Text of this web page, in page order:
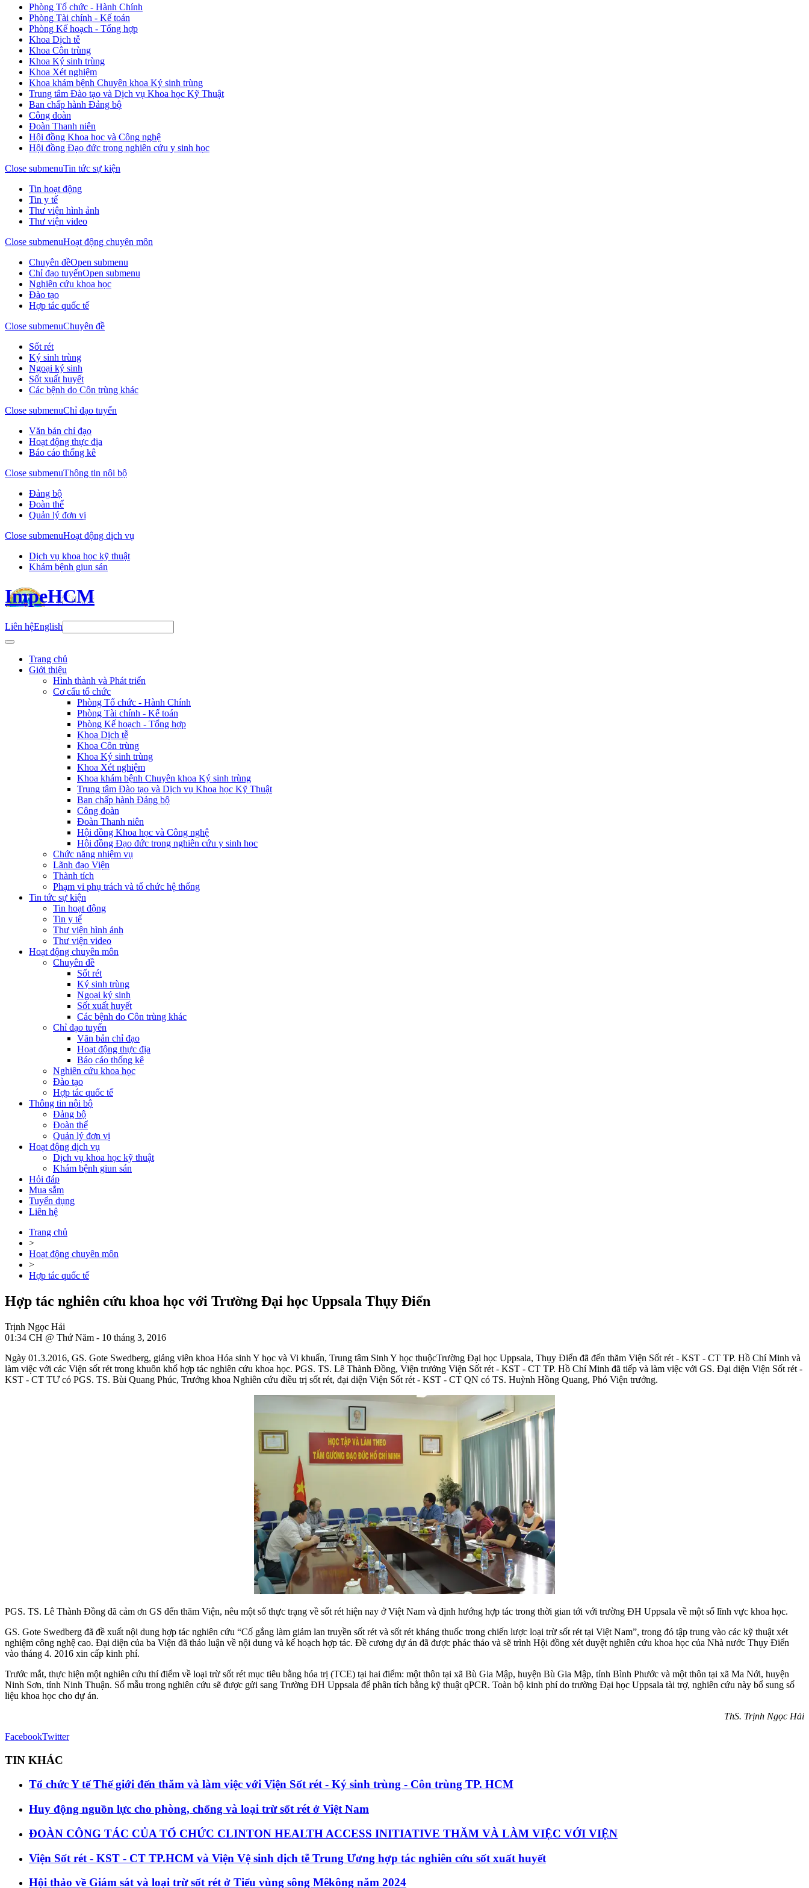
Phòng Tổ chức - Hành Chính
Phòng Tài chính - Kế toán
Phòng Kế hoạch - Tổng hợp
Khoa Dịch tễ
Khoa Côn trùng
Khoa Ký sinh trùng
Khoa Xét nghiệm
Khoa khám bệnh Chuyên khoa Ký sinh trùng
Trung tâm Đào tạo và Dịch vụ Khoa học Kỹ Thuật
Ban chấp hành Đảng bộ
Công đoàn
Đoàn Thanh niên
Hội đồng Khoa học và Công nghệ
Hội đồng Đạo đức trong nghiên cứu y sinh học
Close submenuTin tức sự kiện
Tin hoạt động
Tin y tế
Thư viện hình ảnh
Thư viện video
Close submenuHoạt động chuyên môn
Chuyên đềOpen submenu
Chỉ đạo tuyếnOpen submenu
Nghiên cứu khoa học
Đào tạo
Hợp tác quốc tế
Close submenuChuyên đề
Sốt rét
Ký sinh trùng
Ngoại ký sinh
Sốt xuất huyết
Các bệnh do Côn trùng khác
Close submenuChỉ đạo tuyến
Văn bản chỉ đạo
Hoạt động thực địa
Báo cáo thống kê
Close submenuThông tin nội bộ
Đảng bộ
Đoàn thể
Quản lý đơn vị
Close submenuHoạt động dịch vụ
Dịch vụ khoa học kỹ thuật
Khám bệnh giun sán
ImpeHCM
Liên hệEnglish
Trang chủ
Giới thiệu
Hình thành và Phát triển
Cơ cấu tổ chức
Phòng Tổ chức - Hành Chính
Phòng Tài chính - Kế toán
Phòng Kế hoạch - Tổng hợp
Khoa Dịch tễ
Khoa Côn trùng
Khoa Ký sinh trùng
Khoa Xét nghiệm
Khoa khám bệnh Chuyên khoa Ký sinh trùng
Trung tâm Đào tạo và Dịch vụ Khoa học Kỹ Thuật
Ban chấp hành Đảng bộ
Công đoàn
Đoàn Thanh niên
Hội đồng Khoa học và Công nghệ
Hội đồng Đạo đức trong nghiên cứu y sinh học
Chức năng nhiệm vụ
Lãnh đạo Viện
Thành tích
Phạm vi phụ trách và tổ chức hệ thống
Tin tức sự kiện
Tin hoạt động
Tin y tế
Thư viện hình ảnh
Thư viện video
Hoạt động chuyên môn
Chuyên đề
Sốt rét
Ký sinh trùng
Ngoại ký sinh
Sốt xuất huyết
Các bệnh do Côn trùng khác
Chỉ đạo tuyến
Văn bản chỉ đạo
Hoạt động thực địa
Báo cáo thống kê
Nghiên cứu khoa học
Đào tạo
Hợp tác quốc tế
Thông tin nội bộ
Đảng bộ
Đoàn thể
Quản lý đơn vị
Hoạt động dịch vụ
Dịch vụ khoa học kỹ thuật
Khám bệnh giun sán
Hỏi đáp
Mua sắm
Tuyển dụng
Liên hệ
Trang chủ
>
Hoạt động chuyên môn
>
Hợp tác quốc tế
Hợp tác nghiên cứu khoa học với Trường Đại học Uppsala Thụy Điển
Trịnh Ngọc Hải
01:34 CH @ Thứ Năm - 10 tháng 3, 2016
Ngày 01.3.2016, GS. Gote Swedberg, giảng viên khoa Hóa sinh Y học và Vi khuẩn, Trung tâm Sinh Y học thuộcTrường Đại học Uppsala, Thụy Điển đã đến thăm Viện Sốt rét - KST - CT TP. Hồ Chí Minh và
làm việc với các Viện sốt rét trong khuôn khổ hợp tác nghiên cứu khoa học. PGS. TS. Lê Thành Đồng, Viện trưởng Viện Sốt rét - KST - CT TP. Hồ Chí Minh đã tiếp và làm việc với GS. Đại diện Viện Sốt rét -
KST - CT TƯ có PGS. TS. Bùi Quang Phúc, Trưởng khoa Nghiên cứu điều trị sốt rét, đại diện Viện Sốt rét - KST - CT QN có TS. Huỳnh Hồng Quang, Phó Viện trưởng.
PGS. TS. Lê Thành Đồng đã cảm ơn GS đến thăm Viện, nêu một số thực trạng về sốt rét hiện nay ở Việt Nam và định hướng hợp tác trong thời gian tới với trường ĐH Uppsala về một số lĩnh vực khoa học.
GS. Gote Swedberg đã đề xuất nội dung hợp tác nghiên cứu “Cố gắng làm giảm lan truyền sốt rét và sốt rét kháng thuốc trong chiến lược loại trừ sốt rét tại Việt Nam”, trong đó tập trung vào các kỹ thuật xét
nghiệm công nghệ cao. Đại diện của ba Viện đã thảo luận về nội dung và kế hoạch hợp tác. Đề cương dự án đã được phác thảo và sẽ trình Hội đồng xét duyệt nghiên cứu khoa học của Nhà nước Thụy Điển
vào tháng 4. 2016 xin cấp kinh phí.
Trước mắt, thực hiện một nghiên cứu thí điểm về loại trừ sốt rét mục tiêu bằng hóa trị (TCE) tại hai điểm: một thôn tại xã Bù Gia Mập, huyện Bù Gia Mập, tỉnh Bình Phước và một thôn tại xã Ma Nới, huyện
Ninh Sơn, tỉnh Ninh Thuận. Số mẫu trong nghiên cứu sẽ được gửi sang Trường ĐH Uppsala để phân tích bằng kỹ thuật qPCR. Toàn bộ kinh phí do trường Đại học Uppsala tài trợ, nghiên cứu này bổ sung số
liệu khoa học cho dự án.
ThS. Trịnh Ngọc Hải
FacebookTwitter
TIN KHÁC
Tổ chức Y tế Thế giới đến thăm và làm việc với Viện Sốt rét - Ký sinh trùng - Côn trùng TP. HCM
Huy động nguồn lực cho phòng, chống và loại trừ sốt rét ở Việt Nam
ĐOÀN CÔNG TÁC CỦA TỔ CHỨC CLINTON HEALTH ACCESS INITIATIVE THĂM VÀ LÀM VIỆC VỚI VIỆN
Viện Sốt rét - KST - CT TP.HCM và Viện Vệ sinh dịch tễ Trung Ương hợp tác nghiên cứu sốt xuất huyết
Hội thảo về Giám sát và loại trừ sốt rét ở Tiểu vùng sông Mêkông năm 2024